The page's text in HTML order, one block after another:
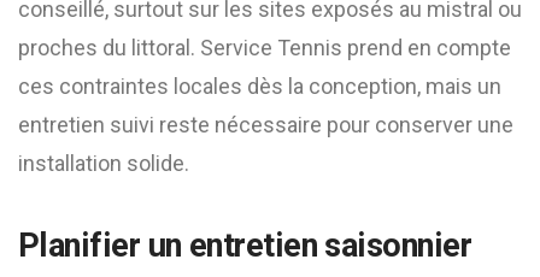
conseillé, surtout sur les sites exposés au mistral ou
proches du littoral. Service Tennis prend en compte
ces contraintes locales dès la conception, mais un
entretien suivi reste nécessaire pour conserver une
installation solide.
Planifier un entretien saisonnier